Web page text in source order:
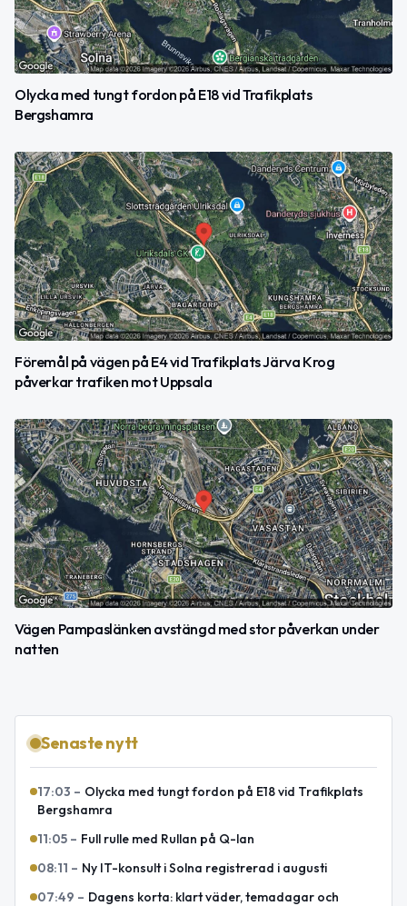
Olycka med tungt fordon på E18 vid Trafikplats
Bergshamra
Föremål på vägen på E4 vid Trafikplats Järva Krog
påverkar trafiken mot Uppsala
Vägen Pampaslänken avstängd med stor påverkan under
natten
Senaste nytt
17:03 – Olycka med tungt fordon på E18 vid Trafikplats
Bergshamra
11:05 – Full rulle med Rullan på Q-lan
08:11 – Ny IT-konsult i Solna registrerad i augusti
07:49 – Dagens korta: klart väder, temadagar och